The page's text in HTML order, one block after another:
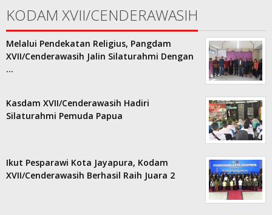
KODAM XVII/CENDERAWASIH
Melalui Pendekatan Religius, Pangdam
XVII/Cenderawasih Jalin Silaturahmi Dengan
…
Kasdam XVII/Cenderawasih Hadiri
Silaturahmi Pemuda Papua
Ikut Pesparawi Kota Jayapura, Kodam
XVII/Cenderawasih Berhasil Raih Juara 2